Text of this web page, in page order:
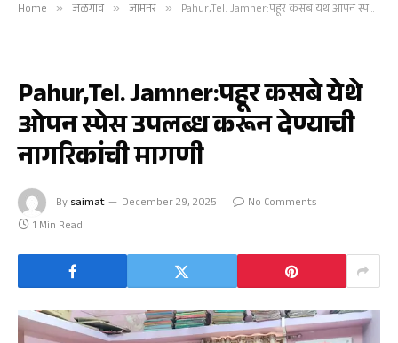
Home » जळगाव » जामनेर » Pahur,Tel. Jamner:पहूर कसबे येथे ओपन स्पेस उपलब्ध करून देण्याची नागरिकांची मागणी
Pahur,Tel. Jamner:पहूर कसबे येथे
ओपन स्पेस उपलब्ध करून देण्याची
नागरिकांची मागणी
By saimat December 29, 2025
No Comments
1 Min Read